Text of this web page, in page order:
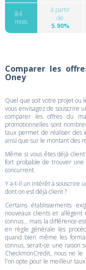
84
mois
à partir
de
5.90%
Comparer les
Oney
Quel que soit votre projet ou
vous envisagez de souscrire
comparer les offres du
promotionnelles sont
taux permet de réaliser des
ainsi que sur le montant des
Même si vous êtes déjà
fort probable de trouver
concurrent.
Y a-t-il un intérêt à souscrire
dont on est déjà client ?
Certains établissements
nouveaux clients et
connus... mais la différence
en règle générale les
quand bien même les
connus, serait-ce une raison
CheckmonCredit, nous ne le
l'on opte pour le meilleur